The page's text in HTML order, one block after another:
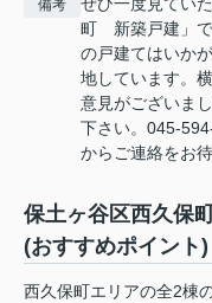
備考
ぜひ一度見てい
町 新築戸建」で
の戸建てはいか
地しています。
意見がございま
下さい。045-
からご連絡をお
保土ヶ谷区西久保
(おすすめポイント)
西久保町エリアの全2棟